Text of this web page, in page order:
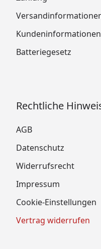
Kundeninformationen
Batteriegesetz
Rechtliche
AGB
Datenschutz
Widerrufsrecht
Impressum
Cookie-Einstellungen
Vertrag widerrufen